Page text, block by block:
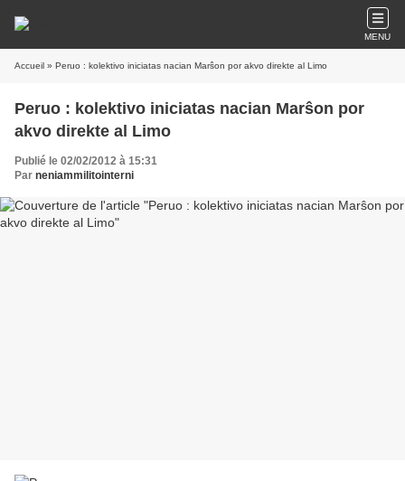
MENU
Accueil » Peruo : kolektivo iniciatas nacian Marŝon por akvo direkte al Limo
Peruo : kolektivo iniciatas nacian Marŝon por
akvo direkte al Limo
Publié le 02/02/2012 à 15:31
Par neniammilitointerni